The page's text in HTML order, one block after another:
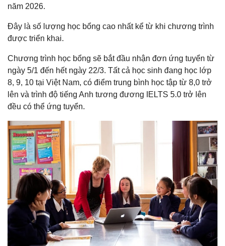
năm 2026.
Đây là số lượng học bổng cao nhất kể từ khi chương trình
được triển khai.
Chương trình học bổng sẽ bắt đầu nhận đơn ứng tuyển từ
ngày 5/1 đến hết ngày 22/3. Tất cả học sinh đang học lớp
8, 9, 10 tại Việt Nam, có điểm trung bình học tập từ 8,0 trở
lên và trình độ tiếng Anh tương đương IELTS 5.0 trở lên
đều có thể ứng tuyển.